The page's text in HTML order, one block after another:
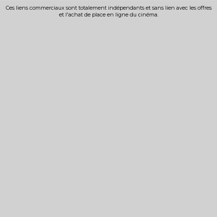
Ces liens commerciaux sont totalement indépendants et sans lien avec les offres
et l'achat de place en ligne du cinéma.